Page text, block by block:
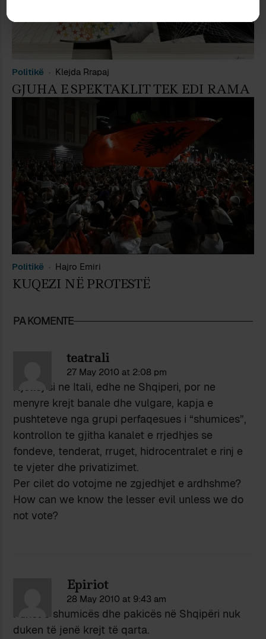
Politikë Klejda Rrapaj
GJUHA E SPEKTAKLIT TEK EDI RAMA
Politikë Hajro Emiri
KUQEZI NË PROTESTË
PA KOMENTE
teatrali
27 May 2010 at 2:08 pm
Njelloj si ne Itali, edhe ne Shqiperi, por ne
menyre krejt banale dhe vulgare, kapja e
pushteteve nga grupi perfaqesues i “shumices”,
kontrollon te gjitha kanalet e rrjedhjes se
fondeve, tenderat, rruget, hidrocentralet e rinj e
te vjeter dhe privatizimet.
Per cilet do votojme ne zgjedhjet e ardhshme?
How can we know the lesser evil unless we do
not vote?
Epiriot
28 May 2010 at 9:43 am
Punët e shumicës dhe pakicës në Shqipëri nuk
duken të jenë krejt të qarta.